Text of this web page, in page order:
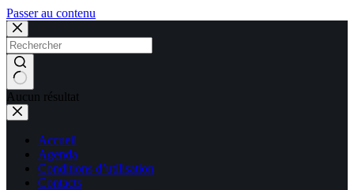
Passer au contenu
Aucun résultat
Accueil
Agenda
Conditions d’utilisation
Contacts